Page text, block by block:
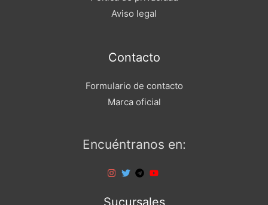
Aviso legal
Contacto
Formulario de contacto
Marca oficial
Encuéntranos en:
Sucursales